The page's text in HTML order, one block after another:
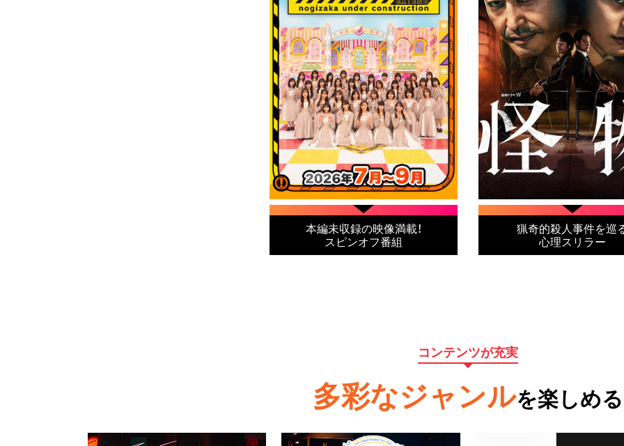
本編未収録の映像満載！
スピンオフ番組
猟奇的殺人事件を巡
心理スリラー
コンテンツが充実
多彩なジャンルを楽しめる